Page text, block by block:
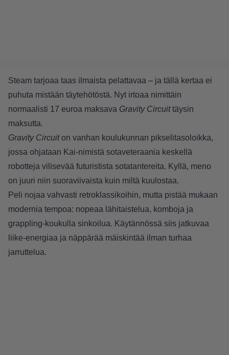
Steam tarjoaa taas ilmaista pelattavaa – ja tällä kertaa ei
puhuta mistään täytehötöstä. Nyt irtoaa nimittäin
normaalisti 17 euroa maksava Gravity Circuittäysin
maksutta.
Gravity Circuiton vanhan koulukunnan pikselitasoloikka,
jossa ohjataan Kai-nimistä sotaveteraania keskellä
robotteja vilisevää futuristista sotatantereita. Kyllä, meno
on juuri niin suoraviivaista kuin miltä kuulostaa.
Peli nojaa vahvasti retroklassikoihin, mutta pistää mukaan
modernia tempoa: nopeaa lähitaistelua, komboja ja
grappling-koukulla sinkoilua. Käytännössä siis jatkuvaa
liike-energiaa ja näppärää mäiskintää ilman turhaa
jarruttelua.